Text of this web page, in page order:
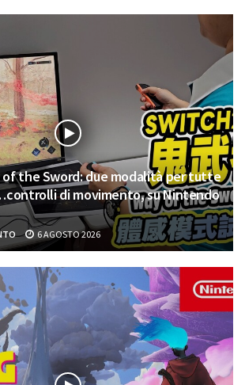
of the Sword: due modalità per tutte
di movimento, su Nintendo
6 AGOSTO 2026